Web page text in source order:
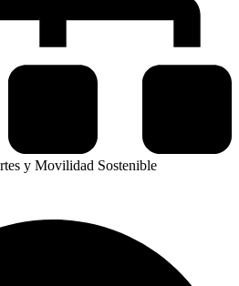
y Movilidad Sostenible